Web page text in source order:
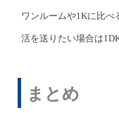
ワンルームや1Kに比べ
活を送りたい場合は
まとめ